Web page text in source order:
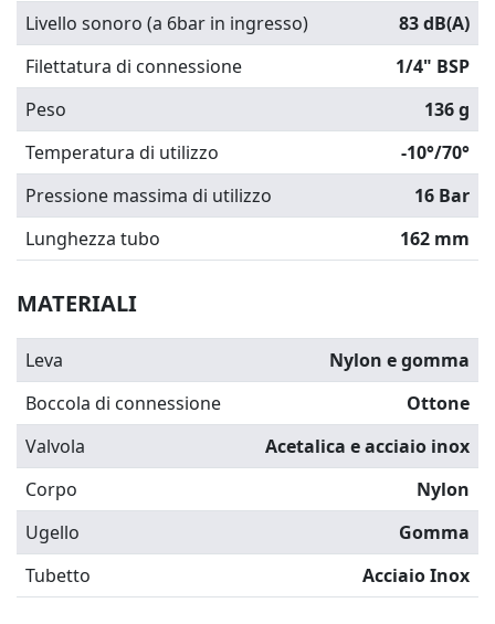
Livello sonoro (a 6bar in ingresso)
83 dB(A)
Filettatura di connessione
1/4" BSP
Peso
136 g
Temperatura di utilizzo
-10°/70°
Pressione massima di utilizzo
16 Bar
Lunghezza tubo
162 mm
MATERIALI
Leva
Nylon e gomma
Boccola di connessione
Ottone
Valvola
Acetalica e acciaio inox
Corpo
Nylon
Ugello
Gomma
Tubetto
Acciaio Inox